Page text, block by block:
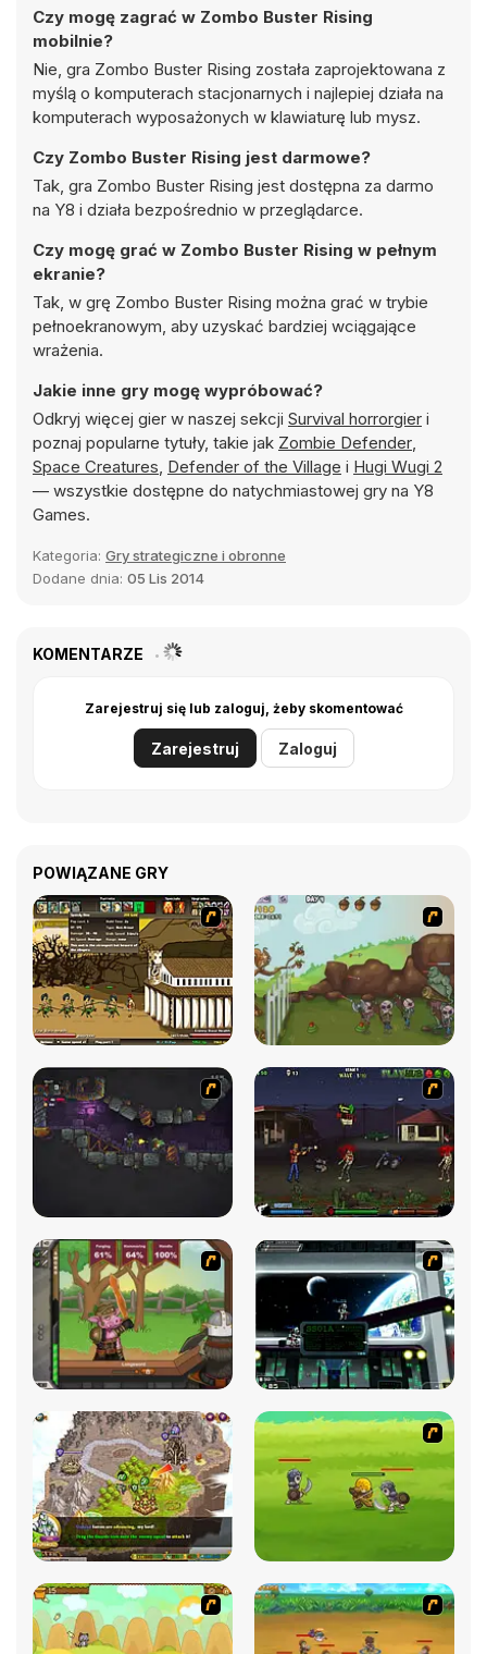
Czy mogę zagrać w Zombo Buster Rising
mobilnie?
Nie, gra Zombo Buster Rising została zaprojektowana z
myślą o komputerach stacjonarnych i najlepiej działa na
komputerach wyposażonych w klawiaturę lub mysz.
Czy Zombo Buster Rising jest darmowe?
Tak, gra Zombo Buster Rising jest dostępna za darmo
na Y8 i działa bezpośrednio w przeglądarce.
Czy mogę grać w Zombo Buster Rising w pełnym
ekranie?
Tak, w grę Zombo Buster Rising można grać w trybie
pełnoekranowym, aby uzyskać bardziej wciągające
wrażenia.
Jakie inne gry mogę wypróbować?
Odkryj więcej gier w naszej sekcji Survival horrorgier i
poznaj popularne tytuły, takie jak Zombie Defender,
Space Creatures, Defender of the Village i Hugi Wugi 2
— wszystkie dostępne do natychmiastowej gry na Y8
Games.
Kategoria: Gry strategiczne i obronne
Dodane dnia: 05 Lis 2014
KOMENTARZE
Zarejestruj się lub zaloguj, żeby skomentować
Zarejestruj Zaloguj
POWIĄZANE GRY